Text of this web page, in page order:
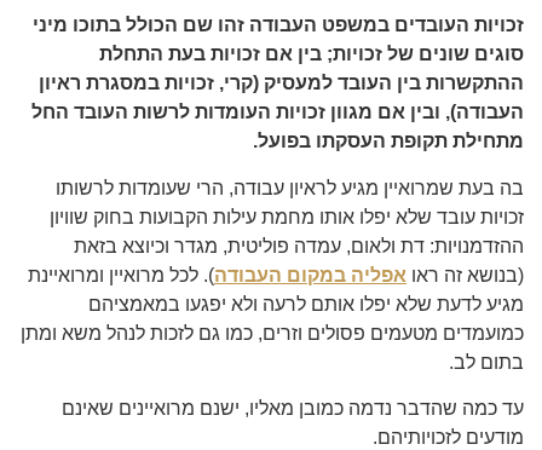
זכויות העובדים במשפט העבודה זהו שם הכולל בתוכו מיני
סוגים שונים של זכויות; בין אם זכויות בעת התחלת
ההתקשרות בין העובד למעסיק (קרי, זכויות במסגרת ראיון
העבודה), ובין אם מגוון זכויות העומדות לרשות העובד החל
מתחילת תקופת העסקתו בפועל.
בה בעת שמרואיין מגיע לראיון עבודה, הרי שעומדות לרשותו
זכויות עובד שלא יפלו אותו מחמת עילות הקבועות בחוק שוויון
ההזדמנויות: דת ולאום, עמדה פוליטית, מגדר וכיוצא בזאת
(בנושא זה ראו אפליה במקום העבודה). לכל מרואיין ומרואיינת
מגיע לדעת שלא יפלו אותם לרעה ולא יפגעו במאמציהם
כמועמדים מטעמים פסולים וזרים, כמו גם לזכות לנהל משא ומתן
בתום לב.
עד כמה שהדבר נדמה כמובן מאליו, ישנם מרואיינים שאינם
מודעים לזכויותיהם.